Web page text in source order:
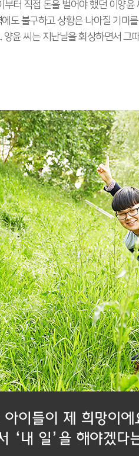
터 직접 돈을 벌어야 했던 이양
도 불구하고 상황은 나아질 기미
윤 씨는 지난날을 회상하면서 그